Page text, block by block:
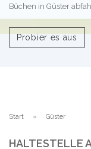
Büchen in Güster
Probier es aus
Start Güster
HALTESTELLE